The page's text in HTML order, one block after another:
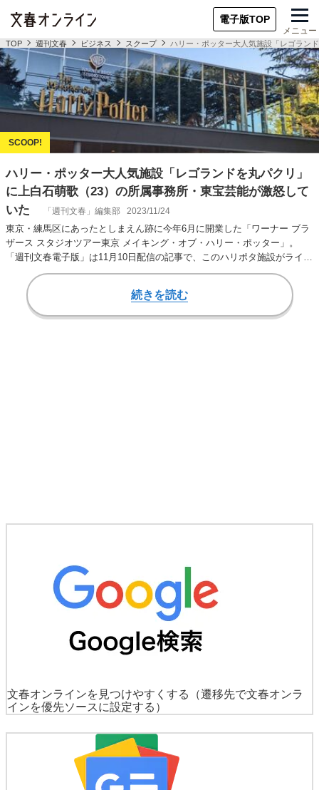
電子版TOP
メニュー
TOP 週刊文春 ビジネス スクープ ハリー・ポッター大人気施設「レゴラン
ハリー・ポッター大人気施設「レゴランドを丸パクリ」
に上白石萌歌（23）の所属事務所・東宝芸能が激怒して
いた
「週刊文春」編集部 2023/11/24
東京・練馬区にあったとしまえん跡に今年6月に開業した「ワーナー ブラ
ザース スタジオツアー東京 メイキング・オブ・ハリー・ポッター」。
「週刊文春電子版」は11月10日配信の記事で、このハリポタ施設がライバ
ルの「レゴ…
続きを読む
文春オンラインを見つけやすくする
（遷移先で文春オンラ
インを優先ソースに設定する）